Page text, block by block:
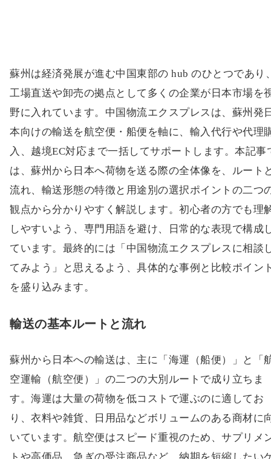
野に入れています。中国物流エクスプレスは、蘇州発
本向けの輸送を航空便・船便を軸に、輸入代行や代理
入、越境EC対応まで一括してサポートします。本記事
は、蘇州から日本へ荷物を送る際の全体像を、ルート
流れ、輸送形態の特徴と用途別の選択ポイントの二つ
観点から分かりやすく解説します。初心者の方でも理
しやすいよう、専門用語を避け、日常的な表現で構成
ています。最終的には「中国物流エクスプレスに相談
てみよう」と思えるよう、具体的な事例と比較ポイン
を盛り込みます。
輸送の基本ルートと流れ
蘇州から日本への輸送は、主に「海運（船便）」と「
す。海運は大量の荷物を低コストで運ぶのに適してお
り、衣料や雑貨、日用品などボリュームのある商材に
いています。航空便はスピード重視のため、サプリメ
トや高価品、急ぎの受注商品など、納期を短縮したい
ースに最適です。蘇州は港湾・空港のアクセスが良く